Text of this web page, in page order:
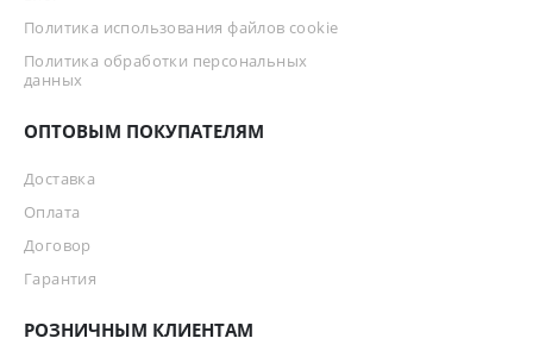
Политика использования файлов cookie
Политика обработки персональных
данных
ОПТОВЫМ ПОКУПАТЕЛЯМ
Доставка
Оплата
Договор
Гарантия
РОЗНИЧНЫМ КЛИЕНТАМ